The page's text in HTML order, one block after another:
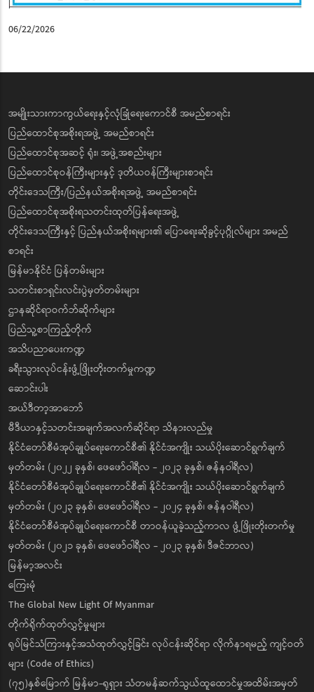
06/22/2026
အမျိုးသားကာကွယ်ရေးနှင့်လုံခြုံရေးကောင်စီ အမည်စာရင်း
ပြည်ထောင်စုအစိုးရအဖွဲ့ အမည်စာရင်း
ပြည်ထောင်စုအဆင့် ရုံး၊ အဖွဲ့အစည်းများ
ပြည်ထောင်စုဝန်ကြီးများနှင့် ဒုတိယဝန်ကြီးများစာရင်း
တိုင်းဒေသကြီး/ပြည်နယ်အစိုးရအဖွဲ့ အမည်စာရင်း
ပြည်ထောင်စုအစိုးရသတင်းထုတ်ပြန်ရေးအဖွဲ့
တိုင်းဒေသကြီးနှင့် ပြည်နယ်အစိုးရများ၏ ပြောရေးဆိုခွင့်ပုဂ္ဂိုလ်များ အမည်
စာရင်း
မြန်မာနိုင်ငံ ပြန်တမ်းများ
သတင်းစာရှင်းလင်းပွဲမှတ်တမ်းများ
ဌာနဆိုင်ရာဝက်ဘ်ဆိုက်များ
ပြည်သူ့စာကြည့်တိုက်
အသိပညာပေးကဏ္ဍ
ခရီးသွားလုပ်ငန်းဖွံ့ဖြိုးတိုးတက်မှုကဏ္ဍ
ဆောင်းပါး
အယ်ဒီတာ့အာဘော်
မီဒီယာနှင့်သတင်းအချက်အလက်ဆိုင်ရာ သိနားလည်မှု
နိုင်ငံတော်စီမံအုပ်ချုပ်ရေးကောင်စီ၏ နိုင်ငံအကျိုး သယ်ပိုးဆောင်ရွက်ချက်
မှတ်တမ်း (၂၀၂၂ ခုနှစ်၊ ဖေဖော်ဝါရီလ - ၂၀၂၃ ခုနှစ်၊ ဇန်နဝါရီလ)
နိုင်ငံတော်စီမံအုပ်ချုပ်ရေးကောင်စီ၏ နိုင်ငံအကျိုး သယ်ပိုးဆောင်ရွက်ချက်
မှတ်တမ်း (၂၀၂၃ ခုနှစ်၊ ဖေဖော်ဝါရီလ - ၂၀၂၄ ခုနှစ်၊ ဇန်နဝါရီလ)
နိုင်ငံတော်စီမံအုပ်ချုပ်ရေးကောင်စီ တာဝန်ယူခဲ့သည့်ကာလ ဖွံ့ဖြိုးတိုးတက်မှု
မှတ်တမ်း (၂၀၂၁ ခုနှစ်၊ ဖေဖော်ဝါရီလ - ၂၀၂၃ ခုနှစ်၊ ဒီဇင်ဘာလ)
မြန်မာ့အလင်း
ကြေးမုံ
The Global New Light Of Myanmar
တိုက်ရိုက်ထုတ်လွှင့်မှုများ
ရုပ်မြင်သံကြားနှင့်အသံထုတ်လွှင့်ခြင်း လုပ်ငန်းဆိုင်ရာ လိုက်နာရမည့် ကျင့်ဝတ်
များ (Code of Ethics)
(၇၅)နှစ်မြောက် မြန်မာ-ရုရှား သံတမန်ဆက်သွယ်ထူထောင်မှုအထိမ်းအမှတ်